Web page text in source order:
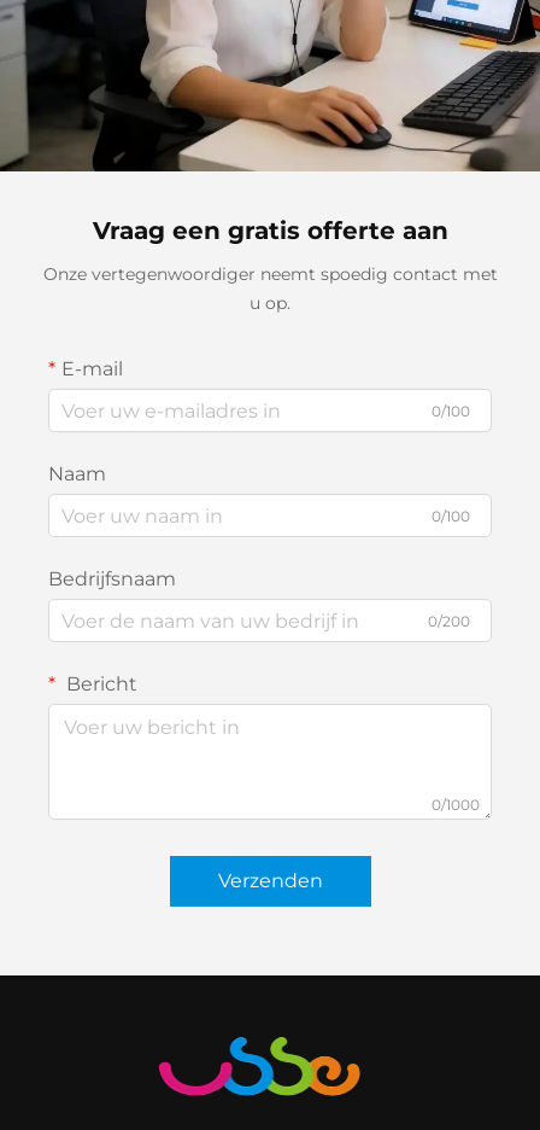
Vraag een gratis offerte aan
Onze vertegenwoordiger neemt spoedig contact met
u op.
E-mail
0/100
Naam
0/100
Bedrijfsnaam
0/200
Bericht
0/1000
Verzenden